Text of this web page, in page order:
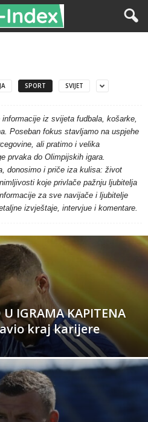
SPORT SVIJET
iz svijeta fudbala, košarke,
Poseban fokus stavljamo na uspjehe
ali pratimo i velika
prvaka do Olimpijskih igara.
donosimo i priče iza kulisa: život
koje privlače pažnju ljubitelja
za sve navijače i ljubitelje
izvještaje, intervjue i komentare.
IGRAMA KAPITENA
kraj karijere